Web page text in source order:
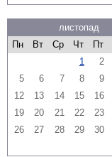
листопад
Пн
Вт Ср Чт Пт
1
2
5
6 7 8 9
12
13 14 15 16
19
20 21 22 23
26
27 28 29 30